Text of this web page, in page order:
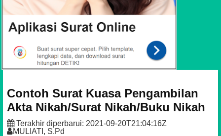
Contoh Surat Kuasa Pengambilan
Akta Nikah/Surat Nikah/Buku Nikah
Terakhir diperbarui: 2021-09-20T21:04:16Z
MULIATI, S.Pd